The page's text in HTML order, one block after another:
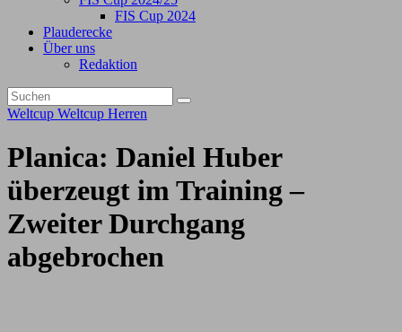
FIS Cup 2024
Plauderecke
Über uns
Redaktion
Weltcup Weltcup Herren
Planica: Daniel Huber
überzeugt im Training –
Zweiter Durchgang
abgebrochen